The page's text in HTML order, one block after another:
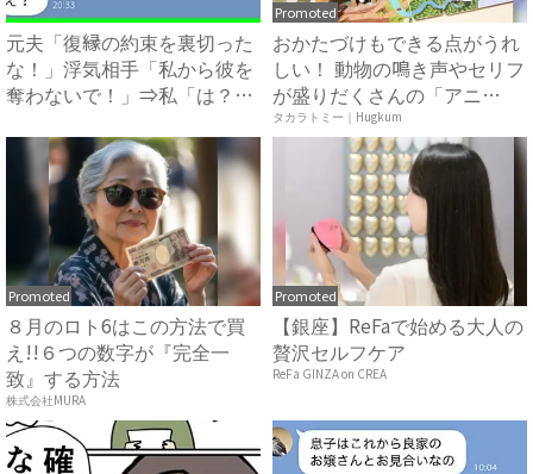
元夫「復縁の約束を裏切った
な！」浮気相手「私から彼を
奪わないで！」⇒私「は？」
Promoted
おかたづけもできる点がうれ
しい！ 動物の鳴き声やセリフ
が盛りだくさんの「アニ
ア ...
タカラトミー｜Hugkum
Promoted
８月のロト6はこの方法で買
え!!６つの数字が『完全一
致』する方法
株式会社MURA
Promoted
【銀座】ReFaで始める大人の
贅沢セルフケア
ReFa GINZA on CREA